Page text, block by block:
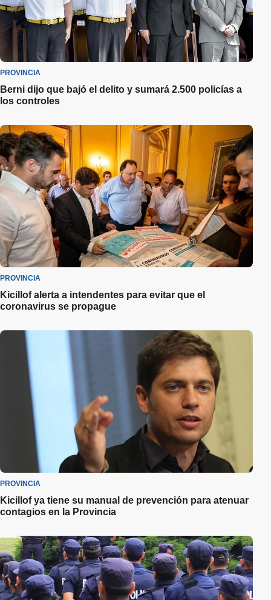
PROVINCIA
Berni dijo que bajó el delito y sumará 2.500 policías a
los controles
PROVINCIA
Kicillof alerta a intendentes para evitar que el
coronavirus se propague
PROVINCIA
Kicillof ya tiene su manual de prevención para atenuar
contagios en la Provincia